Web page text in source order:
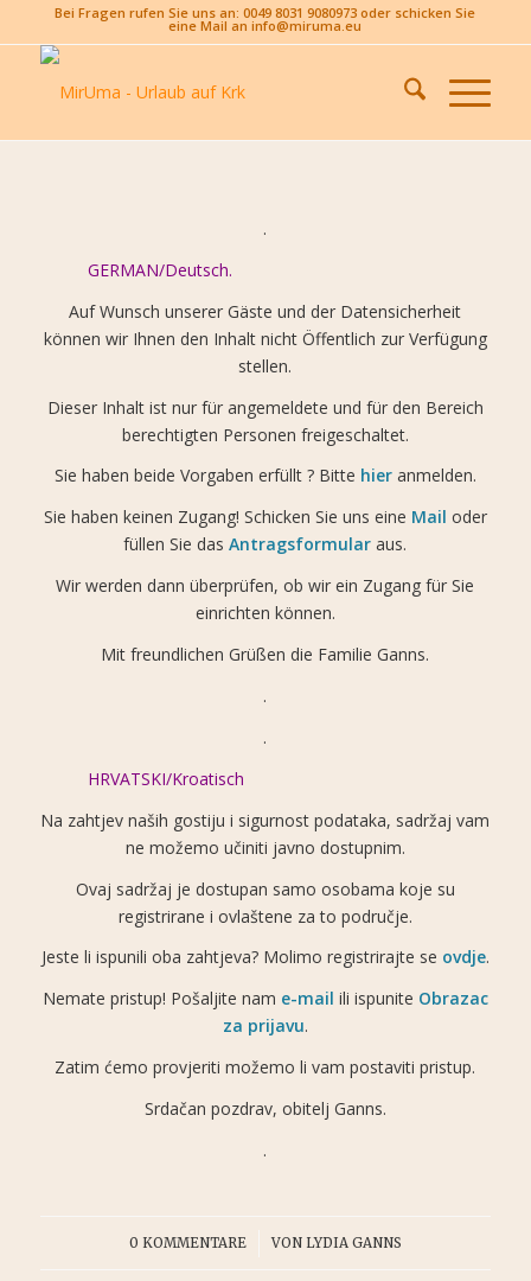
Bei Fragen rufen Sie uns an: 0049 8031 9080973 oder schicken Sie
eine Mail an info@miruma.eu
.
GERMAN/Deutsch.
Auf Wunsch unserer Gäste und der Datensicherheit
können wir Ihnen den Inhalt nicht Öffentlich zur Verfügung
stellen.
Dieser Inhalt ist nur für angemeldete und für den Bereich
berechtigten Personen freigeschaltet.
Sie haben beide Vorgaben erfüllt ? Bitte hieranmelden.
Sie haben keinen Zugang! Schicken Sie uns eine Mail oder
füllen Sie dasAntragsformular aus.
Wir werden dann überprüfen, ob wir ein Zugang für Sie
einrichten können.
Mit freundlichen Grüßen die Familie Ganns.
.
.
HRVATSKI/Kroatisch
Na zahtjev naših gostiju i sigurnost podataka, sadržaj vam
ne možemo učiniti javno dostupnim.
Ovaj sadržaj je dostupan samo osobama koje su
registrirane i ovlaštene za to područje.
Jeste li ispunili oba zahtjeva? Molimo registrirajte se ovdje.
Nemate pristup! Pošaljite nam e-mail ili ispunite Obrazac
za prijavu.
Zatim ćemo provjeriti možemo li vam postaviti pristup.
Srdačan pozdrav, obitelj Ganns.
.
0 KOMMENTARE
/ VON LYDIA GANNS